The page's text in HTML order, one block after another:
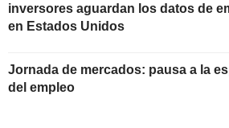
inversores aguardan los datos de
en Estados Unidos
Jornada de mercados: pausa a la
del empleo